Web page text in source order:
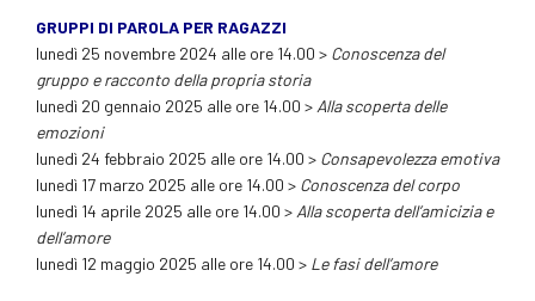
GRUPPI DI PAROLA PER RAGAZZI
lunedì 25 novembre 2024 alle ore 14.00 > Conoscenza del
gruppo e racconto della propria storia
lunedì 20 gennaio 2025 alle ore 14.00 >Alla scoperta delle
emozioni
lunedì 24 febbraio 2025 alle ore 14.00 > Consapevolezza emotiva
lunedì 17 marzo 2025 alle ore 14.00 > Conoscenza del corpo
lunedì 14 aprile 2025 alle ore 14.00 >Alla scoperta dell’amicizia e
dell’amore
lunedì 12 maggio 2025 alle ore 14.00 > Le fasi dell’amore